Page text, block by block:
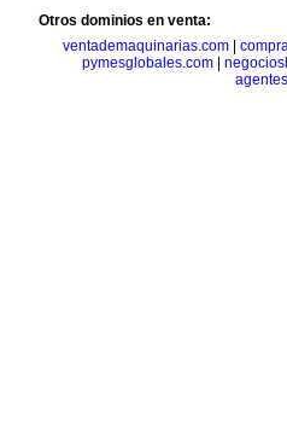
Otros dominios en venta:
ventademaquinarias.com|
pymesglobales.com|